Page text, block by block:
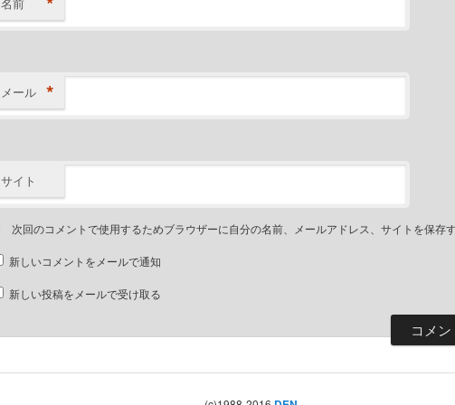
メール *
サイト
次回のコメントで使用するためブラウザーに自分の名前、メールアドレス、サイトを保存
新しいコメントをメールで通知
新しい投稿をメールで受け取る